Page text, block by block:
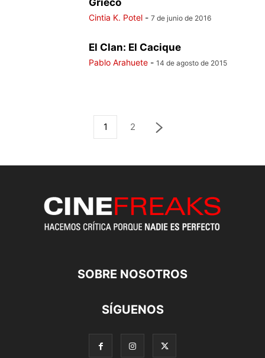
Grieco
Cintia K. Potel - 7 de junio de 2016
El Clan: El Cacique
Pablo Arahuete - 14 de agosto de 2015
1 2
SOBRE NOSOTROS
SÍGUENOS